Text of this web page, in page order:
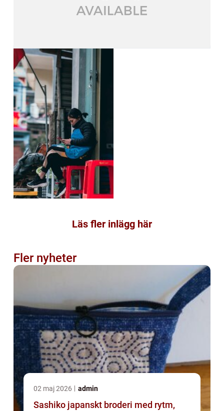
Läs fler inlägg här
Fler nyheter
02 maj 2026 admin
Sashiko japanskt broderi med rytm,